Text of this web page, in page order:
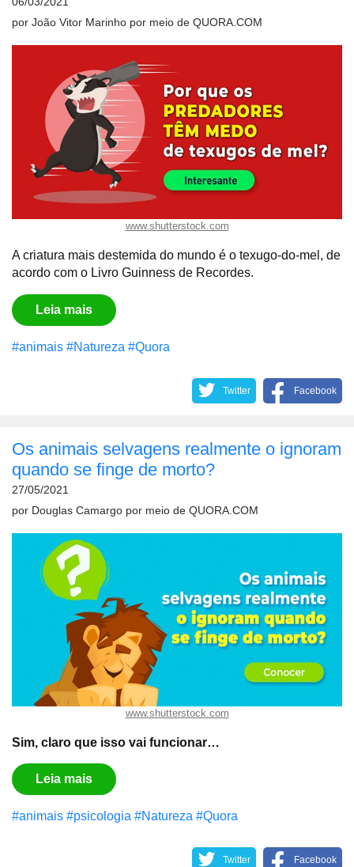
por João Vitor Marinho por meio de QUORA.COM
www.shutterstock.com
A criatura mais destemida do mundo é o texugo-do-mel, de
acordo com o Livro Guinness de Recordes.
Leia mais
#animais #Natureza #Quora
Twitter Facebook
Os animais selvagens realmente o ignoram
quando se finge de morto?
27/05/2021
por Douglas Camargo por meio de QUORA.COM
www.shutterstock.com
Sim, claro que isso vai funcionar…
Leia mais
#animais #psicologia #Natureza #Quora
Twitter Facebook